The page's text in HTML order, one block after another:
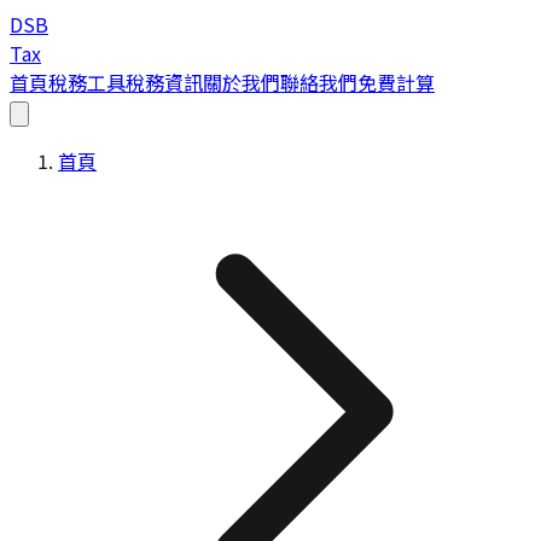
DSB
Tax
首頁稅務工具稅務資訊關於我們聯絡我們免費計算
首頁